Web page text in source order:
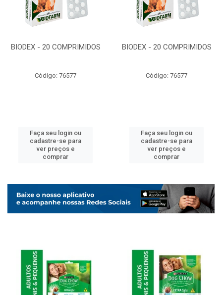
BIODEX - 20 COMPRIMIDOS
Código: 76577
Faça seu login ou
cadastre-se para
ver preços e
comprar
BIODEX - 20 COMPRIMIDOS
Código: 76577
Faça seu login ou
cadastre-se para
ver preços e
comprar